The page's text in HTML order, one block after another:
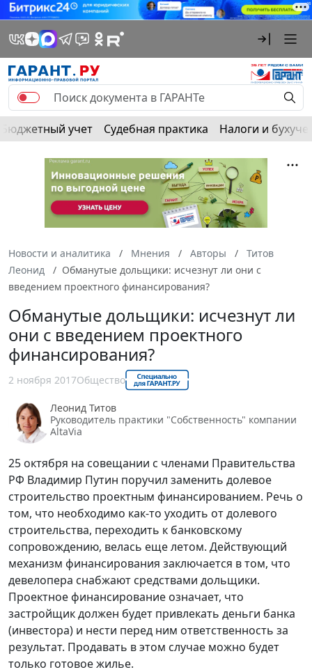
Бюджетный учет Судебная практика Налоги и
Новости и аналитика Мнения Авторы
Титов
Леонид
Обманутые дольщики: исчезнут ли они с
введением проектного финансирования?
Обманутые дольщики: исчезнут ли
они с введением проектного
финансирования?
2 ноября 2017Общество
Леонид Титов
Руководитель практики "Собственность" компании
AltaVia
25 октября на совещании с членами Правительства
РФ Владимир Путин поручил заменить долевое
строительство проектным финансированием. Речь о
том, что необходимо как-то уходить от долевого
строительства, переходить к банковскому
сопровождению, велась еще летом. Действующий
механизм финансирования заключается в том, что
девелопера снабжают средствами дольщики.
Проектное финансирование означает, что
застройщик должен будет привлекать деньги банка
(инвестора) и нести перед ним ответственность за
результат. Продавать в этом случае можно будет
только готовое жилье.